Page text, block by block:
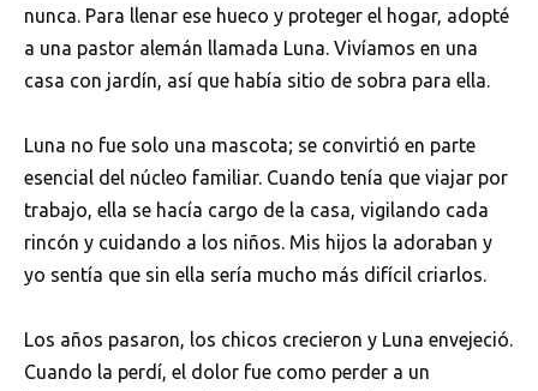
nunca. Para llenar ese hueco y proteger el hogar, adopté
a una pastor alemán llamada Luna. Vivíamos en una
casa con jardín, así que había sitio de sobra para ella.
Luna no fue solo una mascota; se convirtió en parte
esencial del núcleo familiar. Cuando tenía que viajar por
trabajo, ella se hacía cargo de la casa, vigilando cada
rincón y cuidando a los niños. Mis hijos la adoraban y
yo sentía que sin ella sería mucho más difícil criarlos.
Los años pasaron, los chicos crecieron y Luna envejeció.
Cuando la perdí, el dolor fue como perder a un